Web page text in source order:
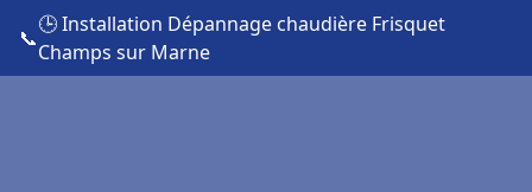
📞
🕒 Installation Dépannage chaudière Frisquet
Champs sur Marne